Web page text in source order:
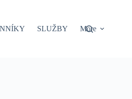
SLUŽBY More